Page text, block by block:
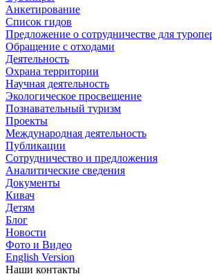
Анкетирование
Список гидов
Предложение о сотрудничестве для
Обращение с отходами
Деятельность
Охрана территории
Научная деятельность
Экологическое просвещение
Познавательный туризм
Проекты
Международная деятельность
Публикации
Сотрудничество и предложения
Аналитические сведения
Документы
Кивач
Детям
Блог
Новости
Фото и Видео
English Version
Наши контакты